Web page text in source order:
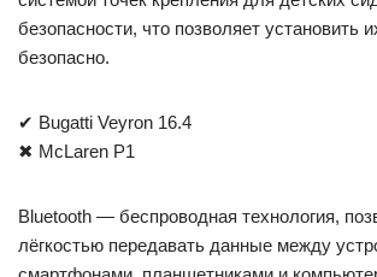
безопасности, что позволяет установить
безопасно.
✔ Bugatti Veyron 16.4
✖ McLaren P1
Bluetooth — беспроводная технология,
лёгкостью передавать данные между